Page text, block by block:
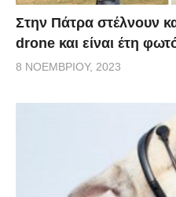
Στην Πάτρα στέλνουν
drone και είναι έτη
8 ΝΟΕΜΒΡΊΟΥ, 2023